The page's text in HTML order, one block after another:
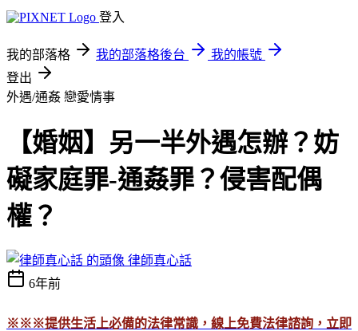
登入
我的部落格 我的部落格後台
我的帳號
登出
外遇/通姦 戀愛情事
【婚姻】另一半外遇怎辦？妨
礙家庭罪-通姦罪？侵害配偶
權？
律師真心話
6年前
※※※提供生活上必備的法律常識，線上免費法律諮詢，立即